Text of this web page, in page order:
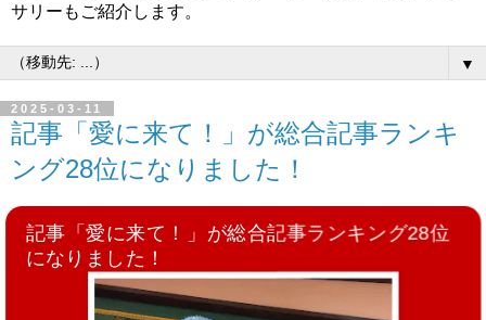
サリーもご紹介します。
▼
2025-03-11
記事「愛に来て！」が総合記事ランキ
ング28位になりました！
記事「愛に来て！」が総合記事ランキング28位
になりました！